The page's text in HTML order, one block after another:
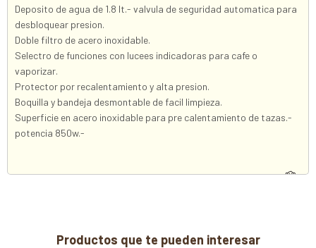
Deposito de agua de 1.8 lt.- valvula de seguridad automatica para
desbloquear presion.
Doble filtro de acero inoxidable.
Selectro de funciones con lucees indicadoras para cafe o
vaporizar.
Protector por recalentamiento y alta presion.
Boquilla y bandeja desmontable de facil limpieza.
Superficie en acero inoxidable para pre calentamiento de tazas.-
potencia 850w.-
Productos que te pueden interesar